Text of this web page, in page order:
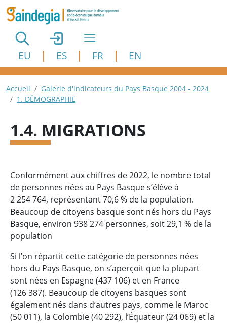
Aller au contenu principal
EU ES FR EN
Fil d'Ariane
Accueil
Galerie d'indicateurs du Pays Basque 2004 - 2024
1. DÉMOGRAPHIE
1.4. MIGRATIONS
Conformément aux chiffres de 2022, le nombre total
de personnes nées au Pays Basque s’élève à
2 254 764, représentant 70,6 % de la population.
Beaucoup de citoyens basque sont nés hors du Pays
Basque, environ 938 274 personnes, soit 29,1 % de la
population
Si l’on répartit cette catégorie de personnes nées
hors du Pays Basque, on s’aperçoit que la plupart
sont nées en Espagne (437 106) et en France
(126 387). Beaucoup de citoyens basques sont
également nés dans d’autres pays, comme le Maroc
(50 011), la Colombie (40 292), l’Équateur (24 069) et la